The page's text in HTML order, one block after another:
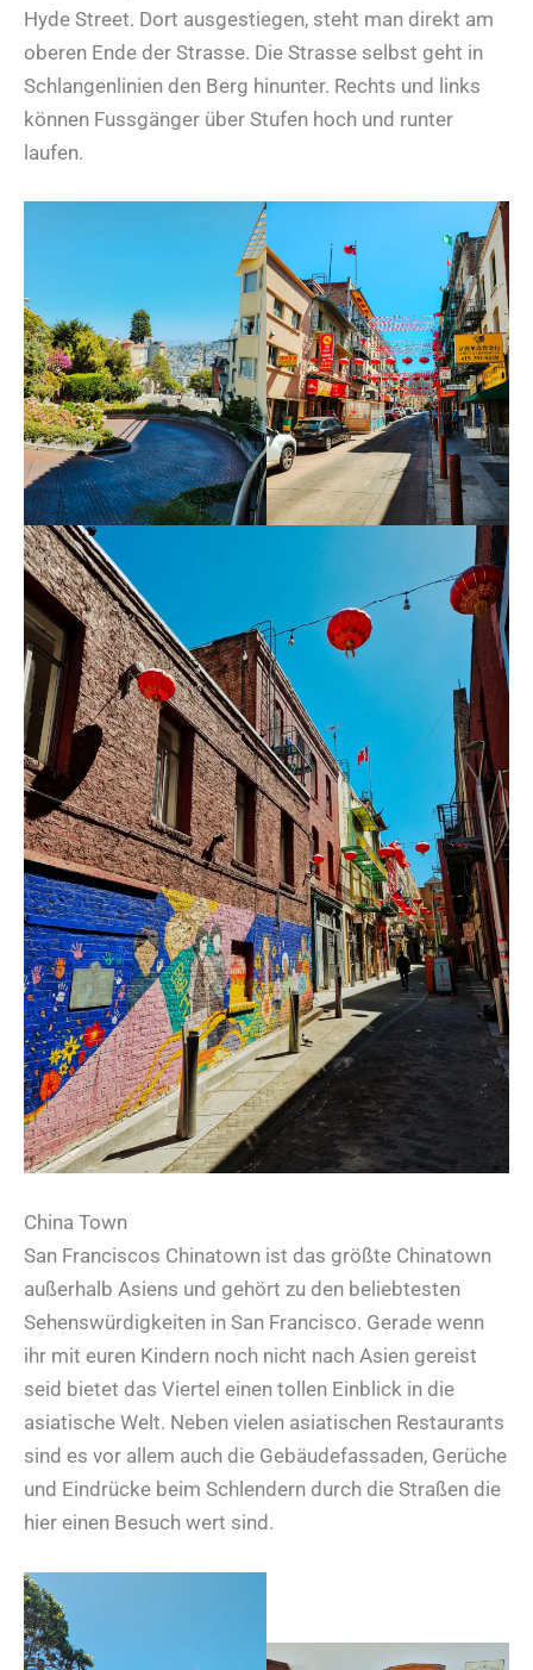
Hyde Street. Dort ausgestiegen, steht man direkt am
oberen Ende der Strasse. Die Strasse selbst geht in
Schlangenlinien den Berg hinunter. Rechts und links
können Fussgänger über Stufen hoch und runter
laufen.
China Town
San Franciscos Chinatown ist das größte Chinatown
außerhalb Asiens und gehört zu den beliebtesten
Sehenswürdigkeiten in San Francisco. Gerade wenn
ihr mit euren Kindern noch nicht nach Asien gereist
seid bietet das Viertel einen tollen Einblick in die
asiatische Welt. Neben vielen asiatischen Restaurants
sind es vor allem auch die Gebäudefassaden, Gerüche
und Eindrücke beim Schlendern durch die Straßen die
hier einen Besuch wert sind.